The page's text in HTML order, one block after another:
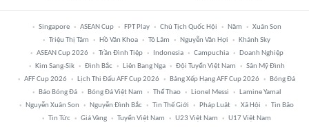
Singapore ASEAN Cup FPT Play Chủ Tịch Quốc Hội Năm
Xuân Son
Triệu Thị Tâm
Hồ Văn Khoa Tô Lâm Nguyễn Văn Hợi
Khánh Sky
ASEAN Cup 2026
Trần Đình Tiệp Indonesia Campuchia
Doanh Nghiệp
Kim Sang-Sik
Đình Bắc Liên Bang Nga Đội Tuyển Việt Nam
Sân Mỹ Đình
AFF Cup 2026
Lịch Thi Đấu AFF Cup 2026 Bảng Xếp Hạng AFF Cup 2026
Bóng Đá
Báo Bóng Đá
Bóng Đá Việt Nam Thể Thao Lionel Messi
Lamine Yamal
Nguyễn Xuân Son
Nguyễn Đình Bắc Tin Thế Giới Pháp Luật Xã Hội
Tin Bão
Tin Tức
Giá Vàng Tuyển Việt Nam U23 Việt Nam
U17 Việt Nam